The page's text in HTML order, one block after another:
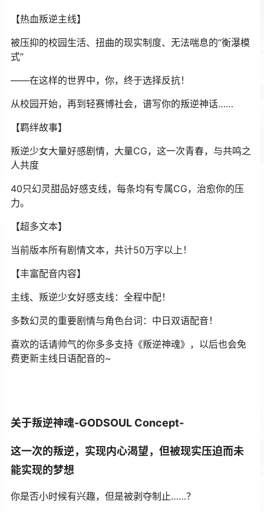
【热血叛逆主线】
被压抑的校园生活、扭曲的现实制度、无法喘息的“衡瀑模
式”
——在这样的世界中，你，终于选择反抗！
从校园开始，再到轻赛博社会，谱写你的叛逆神话……
【羁绊故事】
叛逆少女大量好感剧情，大量CG，这一次青春，与共鸣之
人共度
40只幻灵甜品好感支线，每条均有专属CG，治愈你的压
力。
【超多文本】
当前版本所有剧情文本，共计50万字以上！
【丰富配音内容】
主线、叛逆少女好感支线：全程中配！
多数幻灵的重要剧情与角色台词：中日双语配音！
喜欢的话请帅气的你多多支持《叛逆神魂》，以后也会免
费更新主线日语配音的~
关于叛逆神魂-GODSOUL Concept-
这一次的叛逆，实现内心渴望，但被现实压迫而未
能实现的梦想
你是否小时候有兴趣，但是被剥夺制止……？